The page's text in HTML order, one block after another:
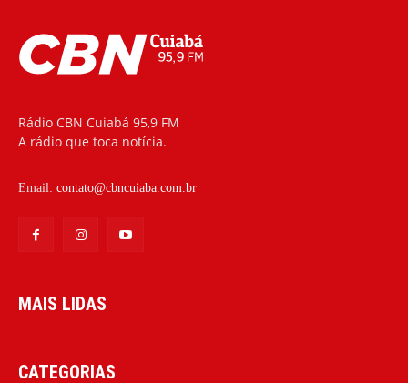
Rádio CBN Cuiabá 95,9 FM
A rádio que toca notícia.
Email: contato@cbncuiaba.com.br
MAIS LIDAS
CATEGORIAS